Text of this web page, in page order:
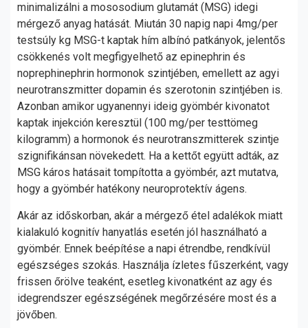
minimalizálni a mososodium glutamát (MSG) idegi
mérgező anyag hatását. Miután 30 napig napi 4mg/per
testsúly kg MSG-t kaptak hím albínó patkányok, jelentős
csökkenés volt megfigyelhető az epinephrin és
noprephinephrin hormonok szintjében, emellett az agyi
neurotranszmitter dopamin és szerotonin szintjében is.
Azonban amikor ugyanennyi ideig gyömbér kivonatot
kaptak injekción keresztül (100 mg/per testtömeg
kilogramm) a hormonok és neurotranszmitterek szintje
szignifikánsan növekedett. Ha a kettőt együtt adták, az
MSG káros hatásait tompította a gyömbér, azt mutatva,
hogy a gyömbér hatékony neuroprotektív ágens.
Akár az időskorban, akár a mérgező étel adalékok miatt
kialakuló kognitív hanyatlás esetén jól használható a
gyömbér. Ennek beépítése a napi étrendbe, rendkívül
egészséges szokás. Használja ízletes fűszerként, vagy
frissen őrölve teaként, esetleg kivonatként az agy és
idegrendszer egészségének megőrzésére most és a
jövőben.